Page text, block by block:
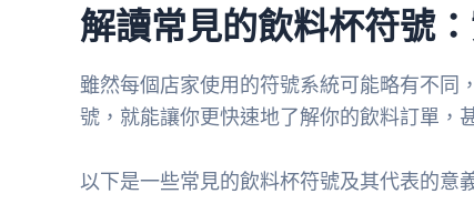
解讀常見的飲料杯符號
雖然每個店家使用的符號系統可能略有不同
號，就能讓你更快速地了解你的飲料訂單，
以下是一些常見的飲料杯符號及其代表的意